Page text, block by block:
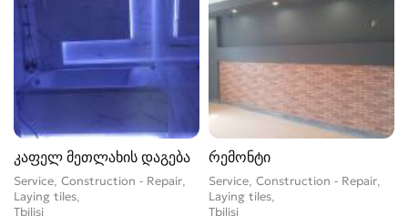
კაფელ მეთლახის დაგება
Service, Construction - Repair,
Laying tiles
Tbilisi
რემონტი
Service, Construction - Repair,
Laying tiles
Tbilisi